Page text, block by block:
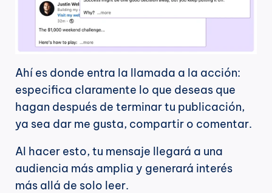
Ahí es donde entra la llamada a la acción:
especifica claramente lo que deseas que
hagan después de terminar tu publicación,
ya sea dar me gusta, compartir o comentar.
Al hacer esto, tu mensaje llegará a una
audiencia más amplia y generará interés
más allá de solo leer.